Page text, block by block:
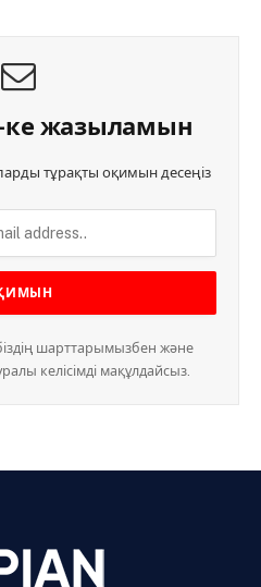
ке жазыламын
тұрақты оқимын десеңіз
шарттарымызбен және
келісімді мақұлдайсыз.